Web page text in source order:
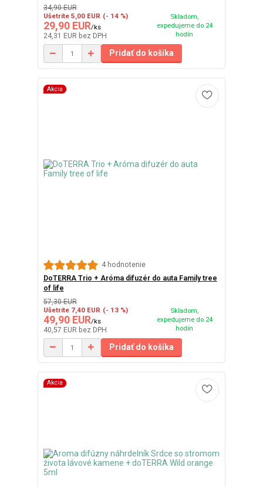
34,90 EUR
Ušetríte 5,00 EUR (- 14 %)
29,90 EUR/ks
24,31 EUR bez DPH
Skladom,
expedujeme do 24
hodín
Pridať do košíka
Akcia
4 hodnotenie
DoTERRA Trio + Aróma difuzér do auta Family tree
of life
57,30 EUR
Ušetríte 7,40 EUR (- 13 %)
49,90 EUR/ks
40,57 EUR bez DPH
Skladom,
expedujeme do 24
hodín
Pridať do košíka
Akcia